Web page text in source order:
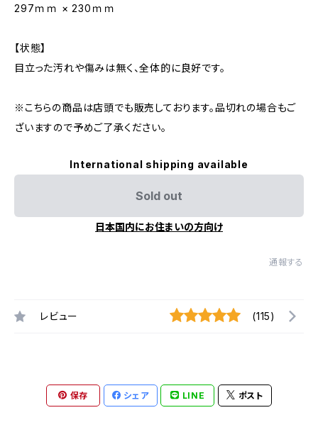
297ｍｍ × 230ｍｍ
【状態】
目立った汚れや傷みは無く、全体的に良好です。
※こちらの商品は店頭でも販売しております。品切れの場合もご
ざいますので予めご了承ください。
International shipping available
Sold out
日本国内にお住まいの方向け
通報する
レビュー (115)
保存 シェア LINE ポスト